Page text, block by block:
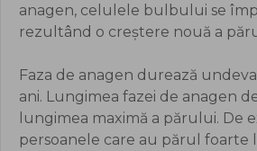
anagen, celulele bulbului se
rezultând o creștere nouă a
Faza de anagen durează
ani. Lungimea fazei de anagen
lungimea maximă a părului. De
persoanele care au părul foarte